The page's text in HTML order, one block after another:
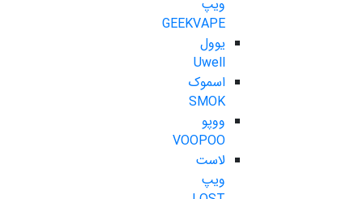
ویپ
GEEKVAPE
یوول
Uwell
اسموک
SMOK
ووپو
VOOPOO
لاست
ویپ